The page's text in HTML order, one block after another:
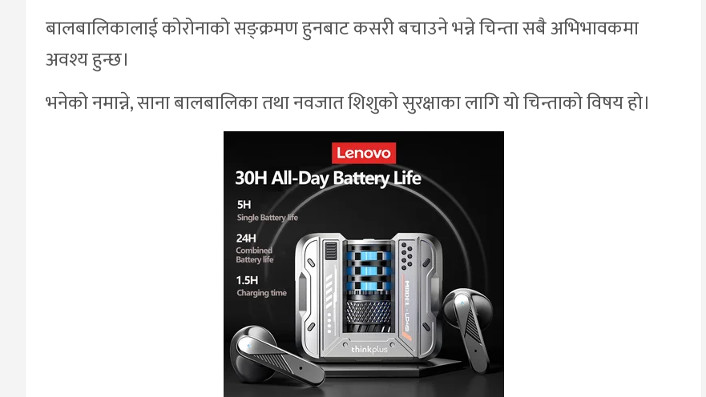
बालबालिकालाई कोरोनाको सङ्क्रमण हुनबाट कसरी बचाउने भन्ने चिन्ता सबै अभिभावकमा
अवश्य हुन्छ।
भनेको नमान्ने, साना बालबालिका तथा नवजात शिशुको सुरक्षाका लागि यो चिन्ताको विषय हो।